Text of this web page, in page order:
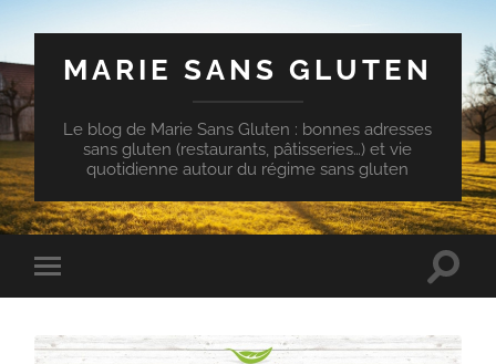
MARIE SANS GLUTEN
Le blog de Marie Sans Gluten : bonnes adresses
sans gluten (restaurants, pâtisseries…) et vie
quotidienne autour du régime sans gluten
Toggle
mobile
Toggle